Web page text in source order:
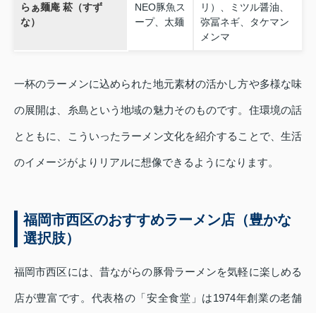
らぁ麺庵 菘（すず
な）
NEO豚魚ス
ープ、太麺
リ）、ミツル醤油、
弥冨ネギ、タケマン
メンマ
一杯のラーメンに込められた地元素材の活かし方や多様な味
の展開は、糸島という地域の魅力そのものです。住環境の話
とともに、こういったラーメン文化を紹介することで、生活
のイメージがよりリアルに想像できるようになります。
福岡市西区のおすすめラーメン店（豊かな
選択肢）
福岡市西区には、昔ながらの豚骨ラーメンを気軽に楽しめる
店が豊富です。代表格の「安全食堂」は1974年創業の老舗